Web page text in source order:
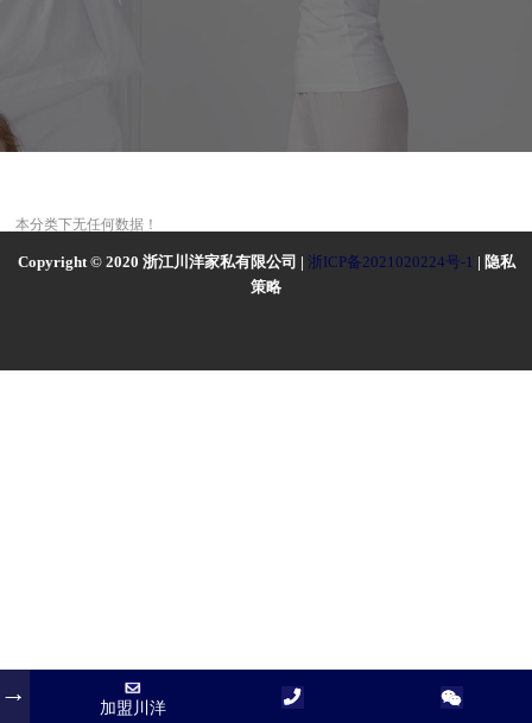
本分类下无任何数据！
Copyright © 2020 浙江川洋家私有限公司 | 浙ICP备2021020224号-1 | 隐私
策略
加盟川洋
加盟川洋